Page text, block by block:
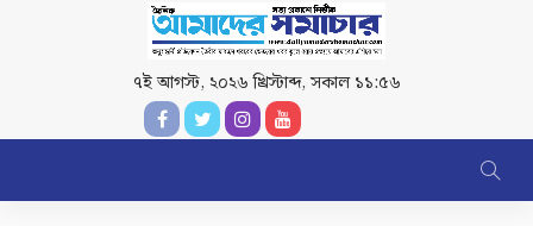
৭ই আগস্ট, ২০২৬ খ্রিস্টাব্দ,সকাল ১১:৫৬